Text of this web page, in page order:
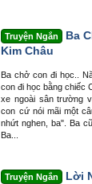
Truyện Ngắn
Ba
Kim Châu
Ba chở con đi học..
con đi học bằng chiếc
xe ngoài sân trường
con cứ nói mãi một
nhứt nghen, ba". Ba
Ba...
Truyện Ngắn
Lời